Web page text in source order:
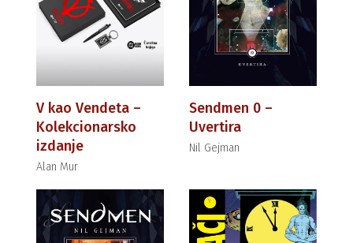
V kao Vendeta –
Kolekcionarsko
izdanje
Alan Mur
Sendmen 0 –
Uvertira
Nil Gejman